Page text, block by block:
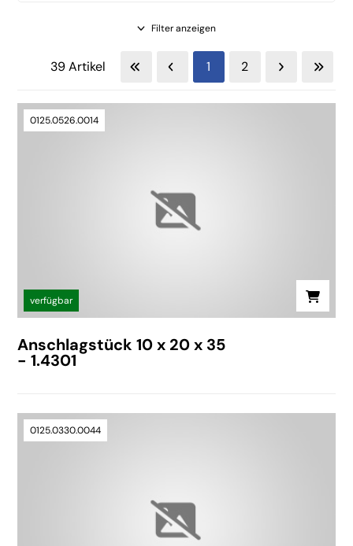
Filter anzeigen
1 2
39 Artikel
0125.0526.0014
verfügbar
Anschlagstück 10 x 20 x 35
- 1.4301
0125.0330.0044